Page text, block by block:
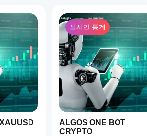
)
실시간 통계
ALGOS ONE BOT
CRYPTO